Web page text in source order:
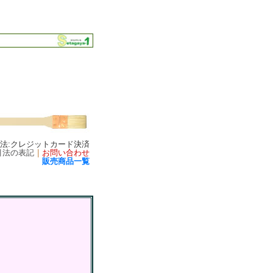
:クレジットカード決済
法の表記｜ お問い合わせ
販売商品一覧